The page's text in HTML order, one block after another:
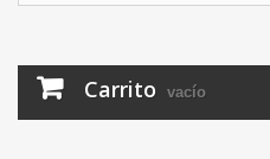
Carrito vacío